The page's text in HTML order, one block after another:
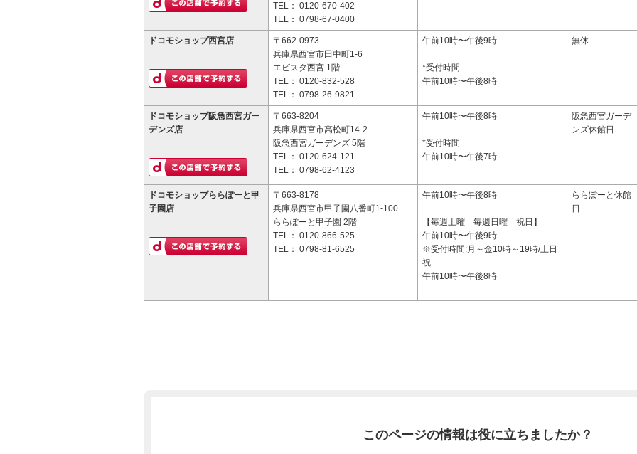
TEL： 0120-670-402
TEL： 0798-67-0400
ドコモショップ西宮店
〒662-0973
兵庫県西宮市田中町1-6
エビスタ西宮 1階
TEL： 0120-832-528
TEL： 0798-26-9821
午前10時〜午後9時
*受付時間
午前10時〜午後8時
無休
ドコモショップ阪急西宮ガー
デンズ店
〒663-8204
兵庫県西宮市高松町14-2
阪急西宮ガーデンズ 5階
TEL： 0120-624-121
TEL： 0798-62-4123
午前10時〜午後8時
*受付時間
午前10時〜午後7時
阪急西宮ガーデ
ンズ休館日
ドコモショップららぽーと甲
子園店
〒663-8178
兵庫県西宮市甲子園八番町1-100
ららぽーと甲子園 2階
TEL： 0120-866-525
TEL： 0798-81-6525
午前10時〜午後8時
【毎週土曜 毎週日曜 祝日】
午前10時〜午後9時
※受付時間:月～金10時～19時/土日
祝
午前10時〜午後8時
ららぽーと休館
日
このページの情報は役に立ちましたか？